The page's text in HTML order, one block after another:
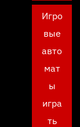
Игро
вые
авто
мат
ы
игра
ть